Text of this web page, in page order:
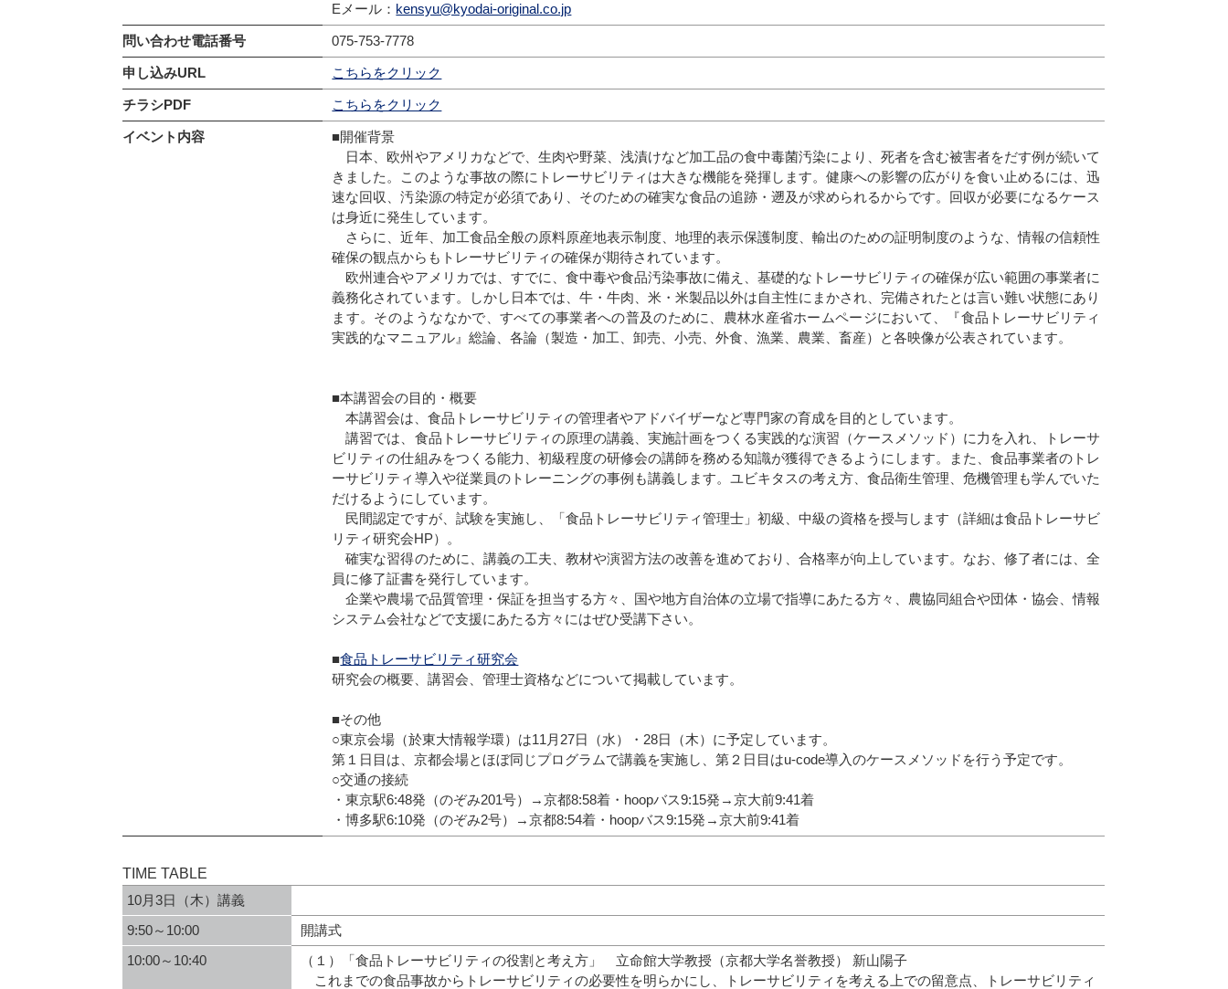
Eメール： kensyu@kyodai-original.co.jp
問い合わせ電話番号 075-753-7778
申し込みURL こちらをクリック
チラシPDF こちらをクリック
イベント内容
■開催背景
日本、欧州やアメリカなどで、生肉や野菜、浅漬けなど加工品の食中毒菌汚染により、死者を含む被害者をだす例が続いて
きました。このような事故の際にトレーサビリティは大きな機能を発揮します。健康への影響の広がりを食い止めるには、迅
速な回収、汚染源の特定が必須であり、そのための確実な食品の追跡・遡及が求められるからです。回収が必要になるケース
は身近に発生しています。
さらに、近年、加工食品全般の原料原産地表示制度、地理的表示保護制度、輸出のための証明制度のような、情報の信頼性
確保の観点からもトレーサビリティの確保が期待されています。
欧州連合やアメリカでは、すでに、食中毒や食品汚染事故に備え、基礎的なトレーサビリティの確保が広い範囲の事業者に
義務化されています。しかし日本では、牛・牛肉、米・米製品以外は自主性にまかされ、完備されたとは言い難い状態にあり
ます。そのようななかで、すべての事業者への普及のために、農林水産省ホームページにおいて、『食品トレーサビリティ
実践的なマニュアル』総論、各論（製造・加工、卸売、小売、外食、漁業、農業、畜産）と各映像が公表されています。
■本講習会の目的・概要
本講習会は、食品トレーサビリティの管理者やアドバイザーなど専門家の育成を目的としています。
講習では、食品トレーサビリティの原理の講義、実施計画をつくる実践的な演習（ケースメソッド）に力を入れ、トレーサ
ビリティの仕組みをつくる能力、初級程度の研修会の講師を務める知識が獲得できるようにします。また、食品事業者のトレ
ーサビリティ導入や従業員のトレーニングの事例も講義します。ユビキタスの考え方、食品衛生管理、危機管理も学んでいた
だけるようにしています。
民間認定ですが、試験を実施し、「食品トレーサビリティ管理士」初級、中級の資格を授与します（詳細は食品トレーサビ
リティ研究会HP）。
確実な習得のために、講義の工夫、教材や演習方法の改善を進めており、合格率が向上しています。なお、修了者には、全
員に修了証書を発行しています。
企業や農場で品質管理・保証を担当する方々、国や地方自治体の立場で指導にあたる方々、農協同組合や団体・協会、情報
システム会社などで支援にあたる方々にはぜひ受講下さい。
■食品トレーサビリティ研究会
研究会の概要、講習会、管理士資格などについて掲載しています。
■その他
○東京会場（於東大情報学環）は11月27日（水）・28日（木）に予定しています。
第１日目は、京都会場とほぼ同じプログラムで講義を実施し、第２日目はu-code導入のケースメソッドを行う予定です。
○交通の接続
・東京駅6:48発（のぞみ201号）→京都8:58着・hoopバス9:15発→京大前9:41着
・博多駅6:10発（のぞみ2号）→京都8:54着・hoopバス9:15発→京大前9:41着
TIME TABLE
10月3日（木）講義
9:50～10:00 開講式
10:00～10:40
（１）「食品トレーサビリティの役割と考え方」 立命館大学教授（京都大学名誉教授） 新山陽子
これまでの食品事故からトレーサビリティの必要性を明らかにし、トレーサビリティを考える上での留意点、トレーサビリティ